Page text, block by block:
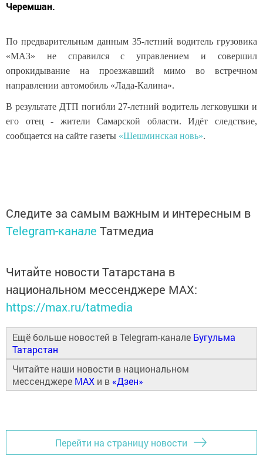
Черемшан.
По предварительным данным 35-летний водитель грузовика
«МАЗ» не справился с управлением и совершил
опрокидывание на проезжавший мимо во встречном
направлении автомобиль «Лада-Калина».
В результате ДТП погибли 27-летний водитель легковушки и
его отец - жители Самарской области. Идёт следствие,
сообщается на сайте газеты «Шешминская новь».
Следите за самым важным и интересным в
Telegram-канале Татмедиа
Читайте новости Татарстана в
национальном мессенджере MАХ:
https://max.ru/tatmedia
Ещё больше новостей в Telegram-канале Бугульма
Татарстан
Читайте наши новости в национальном
мессенджере MAX и в «Дзен»
Перейти на страницу новости